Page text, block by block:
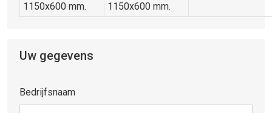
1150x600 mm.
Uw gegevens
Bedrijfsnaam